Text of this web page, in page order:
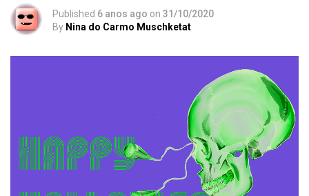
Published 6 anos ago on 31/10/2020
By Nina do Carmo Muschketat